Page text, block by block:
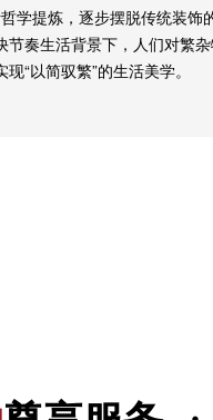
学提炼，逐步摆脱传统装
节奏生活背景下，人们对
“以简驭繁”的生活美学。